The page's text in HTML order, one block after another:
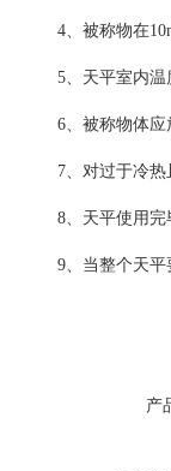
4、被称物在
5、天平室内
6、被称物体
7、对过于冷
8、天平使用
9、当整个天
产